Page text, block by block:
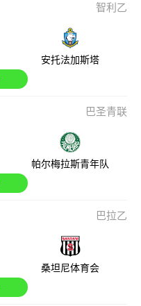
智利乙
安托法加斯塔
巴圣青联
帕尔梅拉斯青年队
巴拉乙
桑坦尼体育会